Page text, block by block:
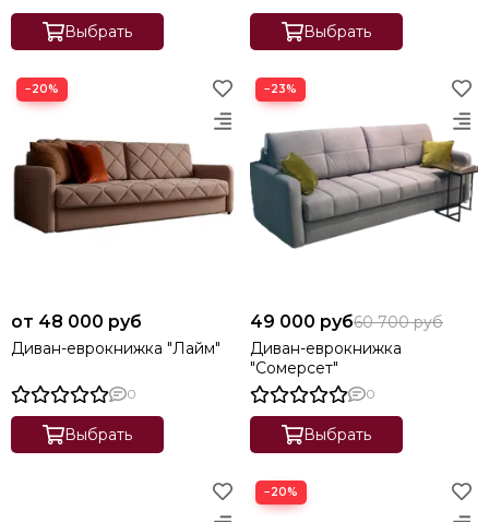
Выбрать Выбрать
−20%
от 48 000 руб
Диван-еврокнижка "Лайм"
0
Выбрать
−23%
49 000 руб60 700 руб
Диван-еврокнижка
"Сомерсет"
0
Выбрать
−20%